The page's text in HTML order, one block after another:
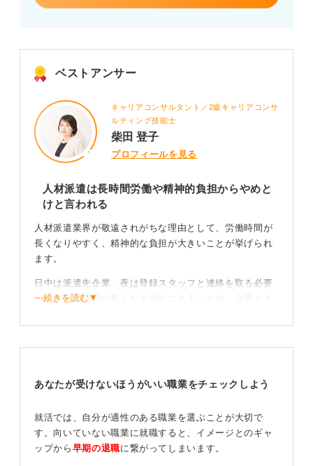
ベストアンサー
キャリアコンサルタント／2級キャリアコンサ
ルティング技能士
柴田 登子
プロフィールを見る
人材派遣は長時間労働や精神的負担からやめと
けと言われる
人材派遣業界が敬遠されがちな理由として、労働時間が
長くなりやすく、精神的な負担が大きいことが挙げられ
ます。
日中は派遣先企業、夜は登録スタッフと連絡を取る必要
があり労働時間が長くなる傾向にあることや、企業とス
精神的な負担が大きいことなどがその要因です。
事業を丸ごと請け負うなど、仕事の幅は非常に広く、社
会貢献性の高い側面もあります。
⋯続きを読む▼
あなたが受けないほうがいい職業をチェックしよう
就活では、自分が適性のある職業を選ぶことが大切で
す。向いていない職業に就職すると、イメージとのギャ
ップから 早期の退職に繋がってしまいます。